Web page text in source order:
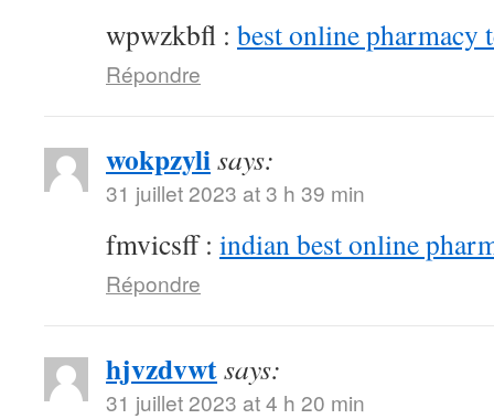
wpwzkbfl : best online pharmacy
Répondre
wokpzylisays:
31 juillet 2023 at 3 h 39 min
fmvicsff : indian best online
Répondre
hjvzdvwtsays:
31 juillet 2023 at 4 h 20 min